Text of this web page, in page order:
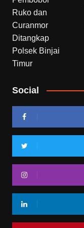
Social